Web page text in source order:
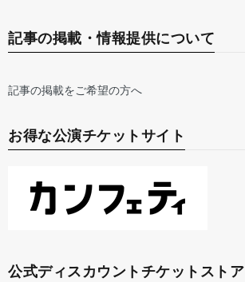
記事の掲載・情報提供について
記事の掲載をご希望の方へ
お得な公演チケットサイト
公式ディスカウントチケットストア